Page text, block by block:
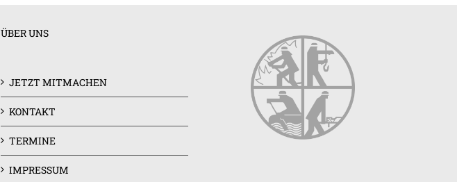
ÜBER UNS
JETZT MITMACHEN
KONTAKT
TERMINE
IMPRESSUM